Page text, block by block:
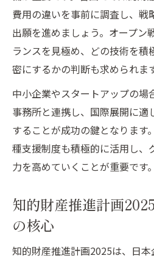
費用の違いを事前に調査し、戦
出願を進めましょう。オープン
ランスを見極め、どの技術を
密にするかの判断も求められます
中小企業やスタートアップの場
事務所と連携し、国際展開に適
することが成功の鍵となります
種支援制度も積極的に活用し、
力を高めていくことが重要です。
知的財産推進計画
の核心
知的財産推進計画2025は、日